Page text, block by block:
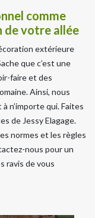
comme
de votre allée
extérieure
que c’est une
faire et des
Ainsi, nous
n’importe qui. Faites
de Jessy Elagage.
normes et les règles
nous pour un
ravis de vous